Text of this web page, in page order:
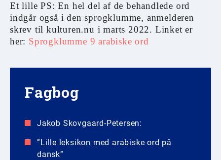
Et lille PS: En hel del af de behandlede ord
indgår også i den sprogklumme, anmelderen
skrev til kulturen.nu i marts 2022. Linket er
her: Sprogklumme 9 arabiske ord
Fagbog
Jakob Skovgaard-Petersen:
”Lille leksikon med arabiske ord på
dansk”